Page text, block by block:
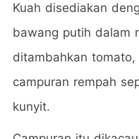
Kuah disediakan
bawang putih dalam
ditambahkan
campuran rempah
kunyit.